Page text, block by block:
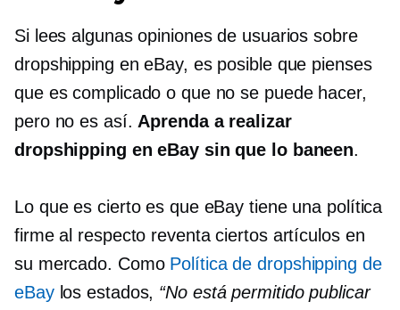
Si lees algunas opiniones de usuarios sobre
dropshipping en eBay, es posible que pienses
que es complicado o que no se puede hacer,
pero no es así. Aprenda a realizar
dropshipping en eBay sin que lo baneen.
Lo que es cierto es que eBay tiene una política
firme al respecto reventaciertos artículos en
su mercado. Como Política de dropshipping de
eBaylos estados, “No está permitido publicar